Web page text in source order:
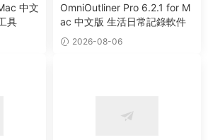
中文
具
OmniOutliner Pro 6.2.1 for M
ac 中文版 生活日常記錄軟件
2026-08-06